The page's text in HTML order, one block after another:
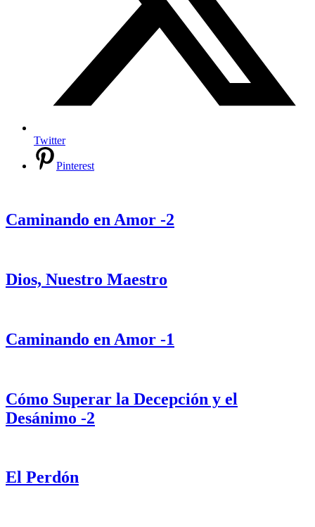
Twitter
Pinterest
Caminando en Amor -2
Dios, Nuestro Maestro
Caminando en Amor -1
Cómo Superar la Decepción y el
Desánimo -2
El Perdón